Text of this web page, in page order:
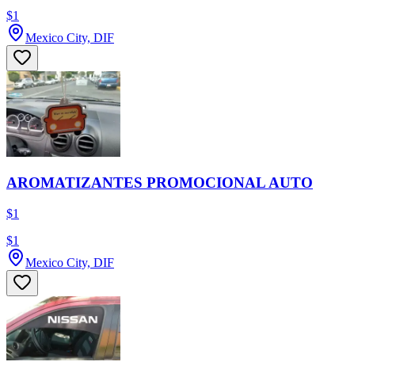
$1
Mexico City, DIF
AROMATIZANTES PROMOCIONAL AUTO
$1
$1
Mexico City, DIF